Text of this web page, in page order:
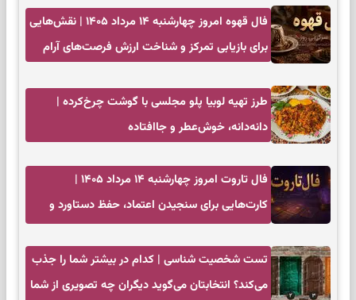
فال قهوه امروز چهارشنبه ۱۴ مرداد ۱۴۰۵ | نقش‌هایی
برای بازیابی تمرکز و شناخت ارزش فرصت‌های آرام
طرز تهیه لوبیا پلو مجلسی با گوشت چرخ‌کرده |
دانه‌دانه، خوش‌عطر و جاافتاده
فال تاروت امروز چهارشنبه ۱۴ مرداد ۱۴۰۵ |
کارت‌هایی برای سنجیدن اعتماد، حفظ دستاورد و
تست شخصیت شناسی | کدام در بیشتر شما را جذب
می‌کند؟ انتخابتان می‌گوید دیگران چه تصویری از شما